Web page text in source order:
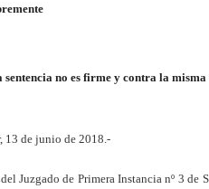
sentencia no es firme y contra la
13 de junio de 2018.-
Juzgado de Primera Instancia nº 3 de